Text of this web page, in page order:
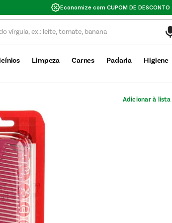
Limpeza Carnes Padaria Higiene